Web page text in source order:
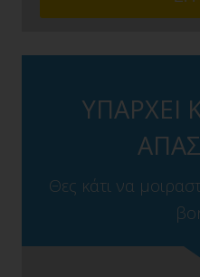
ΥΠΑΡΧΕΙ
Θες κάτι να